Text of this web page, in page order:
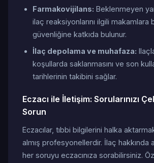
Farmakovijilans: Beklenmeyen
ilaç reaksiyonlarını ilgili makamlara
güvenliğine katkıda bulunur.
İlaç depolama ve muhafaza:
koşullarda saklanmasını ve son
tarihlerinin takibini sağlar.
Eczacı ile İletişim: Sorularınızı
Sorun
Eczacılar, tıbbi bilgilerini halka
almış profesyonellerdir. İlaç hakkında
her soruyu eczacınıza sorabilirsiniz.